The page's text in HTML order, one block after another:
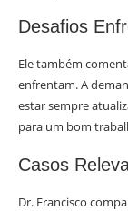
Desafios
Ele também
enfrentam. A
estar sempre
para um bom
Casos
Dr. Francisco